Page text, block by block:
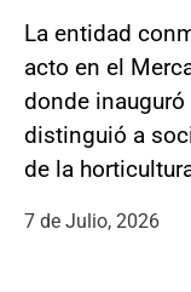
La entidad
acto en el
donde
distinguió a
de la
7 de Julio, 2026